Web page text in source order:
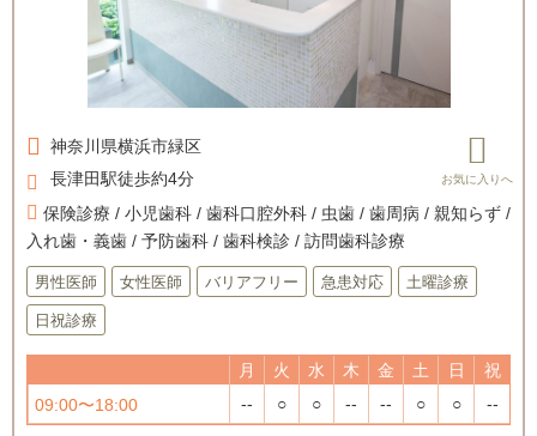
神奈川県横浜市緑区
長津田駅徒歩約4分
保険診療 / 小児歯科 / 歯科口腔外科 / 虫歯 / 歯周病 / 親知らず /
入れ歯・義歯 / 予防歯科 / 歯科検診 / 訪問歯科診療
男性医師 女性医師 バリアフリー 急患対応 土曜診療
日祝診療
月 火 水 木 金 土 日
祝
09:00〜18:00
-- ○ ○ -- -- ○ ○ --